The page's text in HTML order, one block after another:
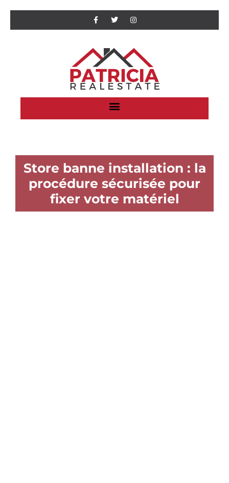
Store banne installation : la
procédure sécurisée pour
fixer votre matériel